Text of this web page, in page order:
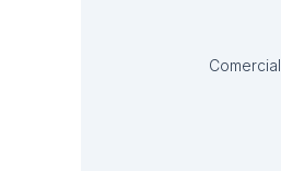
Comercial